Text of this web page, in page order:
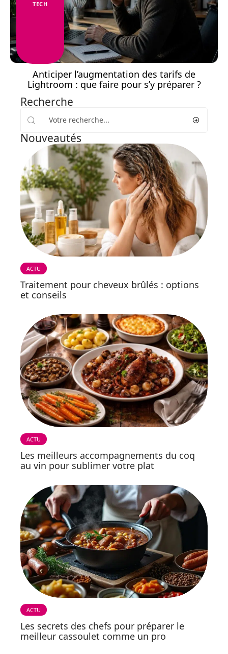
TECH
Anticiper l’augmentation des tarifs de
Lightroom : que faire pour s’y préparer ?
Recherche
Nouveautés
ACTU
Traitement pour cheveux brûlés : options
et conseils
ACTU
Les meilleurs accompagnements du coq
au vin pour sublimer votre plat
ACTU
Les secrets des chefs pour préparer le
meilleur cassoulet comme un pro